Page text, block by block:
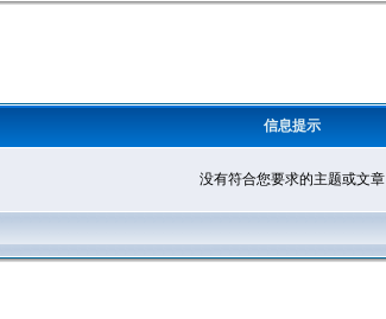
信息提示
没有符合您要求的主题或文章